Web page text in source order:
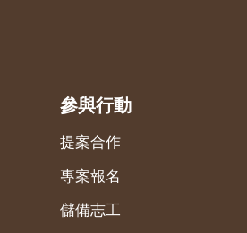
參與行動
提案合作
專案報名
儲備志工